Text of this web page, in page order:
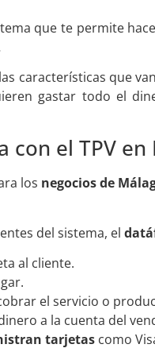
que te permite
características que
gastar todo el
el TPV en
los negocios de
del sistema, el
al cliente.
el servicio o
a la cuenta del
tarjetas como